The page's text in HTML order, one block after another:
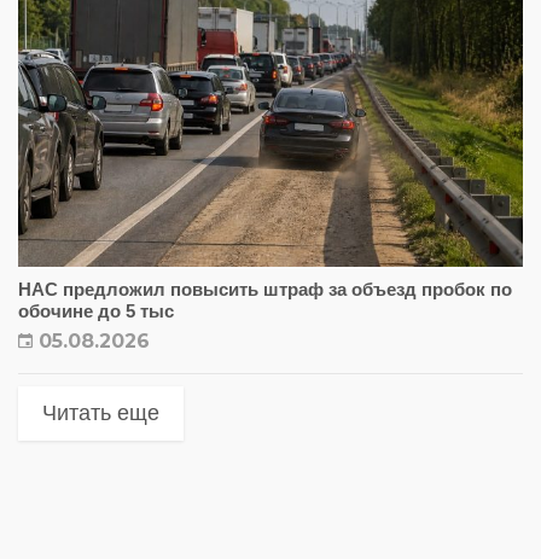
НАС предложил повысить штраф за объезд пробок по
обочине до 5 тыс
05.08.2026
Читать еще